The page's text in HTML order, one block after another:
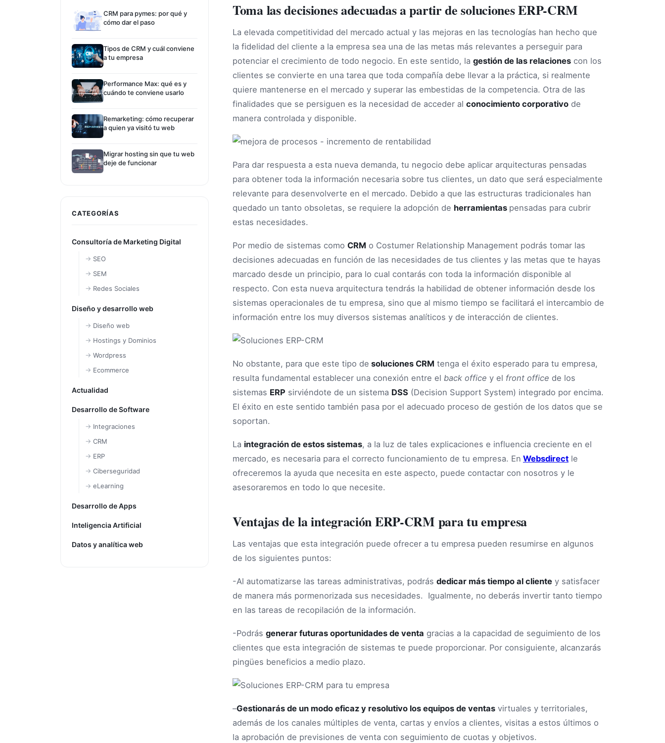
CRM para pymes: por qué y
cómo dar el paso
Tipos de CRM y cuál conviene
a tu empresa
Performance Max: qué es y
cuándo te conviene usarlo
Remarketing: cómo recuperar
a quien ya visitó tu web
Migrar hosting sin que tu web
deje de funcionar
CATEGORÍAS
Consultoría de Marketing Digital
SEO
SEM
Redes Sociales
Diseño y desarrollo web
Diseño web
Hostings y Dominios
Wordpress
Ecommerce
Actualidad
Desarrollo de Software
Integraciones
CRM
ERP
Ciberseguridad
eLearning
Desarrollo de Apps
Inteligencia Artificial
Datos y analítica web
Toma las decisiones adecuadas a partir de soluciones ERP-CRM
La elevada competitividad del mercado actual y las mejoras en las tecnologías han hecho que
la fidelidad del cliente a la empresa sea una de las metas más relevantes a perseguir para
potenciar el crecimiento de todo negocio. En este sentido, la gestión de las relaciones con los
clientes se convierte en una tarea que toda compañía debe llevar a la práctica, si realmente
quiere mantenerse en el mercado y superar las embestidas de la competencia. Otra de las
finalidades que se persiguen es la necesidad de acceder al conocimiento corporativo de
manera controlada y disponible.
Para dar respuesta a esta nueva demanda, tu negocio debe aplicar arquitecturas pensadas
para obtener toda la información necesaria sobre tus clientes, un dato que será especialmente
relevante para desenvolverte en el mercado. Debido a que las estructuras tradicionales han
quedado un tanto obsoletas, se requiere la adopción de herramientas pensadas para cubrir
estas necesidades.
Por medio de sistemas como CRM o Costumer Relationship Management podrás tomar las
decisiones adecuadas en función de las necesidades de tus clientes y las metas que te hayas
marcado desde un principio, para lo cual contarás con toda la información disponible al
respecto. Con esta nueva arquitectura tendrás la habilidad de obtener información desde los
sistemas operacionales de tu empresa, sino que al mismo tiempo se facilitará el intercambio de
información entre los muy diversos sistemas analíticos y de interacción de clientes.
No obstante, para que este tipo de soluciones CRM tenga el éxito esperado para tu empresa,
resulta fundamental establecer una conexión entre el back office y el front office de los
sistemas ERP sirviéndote de un sistema DSS (Decision Support System) integrado por encima.
El éxito en este sentido también pasa por el adecuado proceso de gestión de los datos que se
soportan.
La integración de estos sistemas, a la luz de tales explicaciones e influencia creciente en el
mercado, es necesaria para el correcto funcionamiento de tu empresa. En Websdirect le
ofreceremos la ayuda que necesita en este aspecto, puede contactar con nosotros y le
asesoraremos en todo lo que necesite.
Ventajas de la integración ERP-CRM para tu empresa
Las ventajas que esta integración puede ofrecer a tu empresa pueden resumirse en algunos
de los siguientes puntos:
-Al automatizarse las tareas administrativas, podrás dedicar más tiempo al cliente y satisfacer
de manera más pormenorizada sus necesidades. Igualmente, no deberás invertir tanto tiempo
en las tareas de recopilación de la información.
-Podrás generar futuras oportunidades de venta gracias a la capacidad de seguimiento de los
clientes que esta integración de sistemas te puede proporcionar. Por consiguiente, alcanzarás
pingües beneficios a medio plazo.
–Gestionarás de un modo eficaz y resolutivo los equipos de ventas virtuales y territoriales,
además de los canales múltiples de venta, cartas y envíos a clientes, visitas a estos últimos o
la aprobación de previsiones de venta con seguimiento de cuotas y objetivos.